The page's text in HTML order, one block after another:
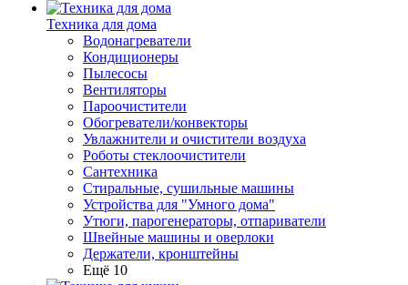
Техника для дома
Водонагреватели
Кондиционеры
Пылесосы
Вентиляторы
Пароочистители
Обогреватели/конвекторы
Увлажнители и очистители воздуха
Роботы стеклоочистители
Сантехника
Стиральные, сушильные машины
Устройства для "Умного дома"
Утюги, парогенераторы, отпариватели
Швейные машины и оверлоки
Держатели, кронштейны
Ещё 10